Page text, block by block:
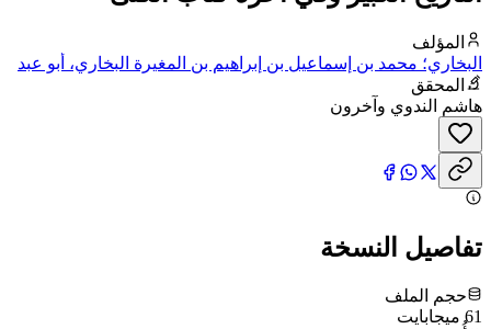
المؤلف
البخاري؛ محمد بن إسماعيل بن إبراهيم بن المغيرة البخاري، أبو عبد
اللهالمحقق
هاشم الندوي وآخرون
تفاصيل النسخة
حجم الملف
61 ميجابايت